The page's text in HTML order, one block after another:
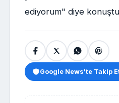
ediyorum" diye
Google News'te Takip